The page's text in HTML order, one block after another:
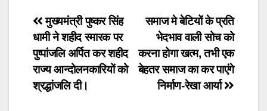
Post
navigation
समाज मे बेटियों के प्रति
भेदभाव वाली सोच को
करना होगा खत्म, तभी एक
बेहतर समाज का कर पाएंगे
निर्माण-रेखा आर्या
मुख्यमंत्री पुष्कर सिंह
धामी ने शहीद स्मारक पर
पुष्पांजलि अर्पित कर शहीद
राज्य आन्दोलनकारियों को
श्रद्धांजलि दी।